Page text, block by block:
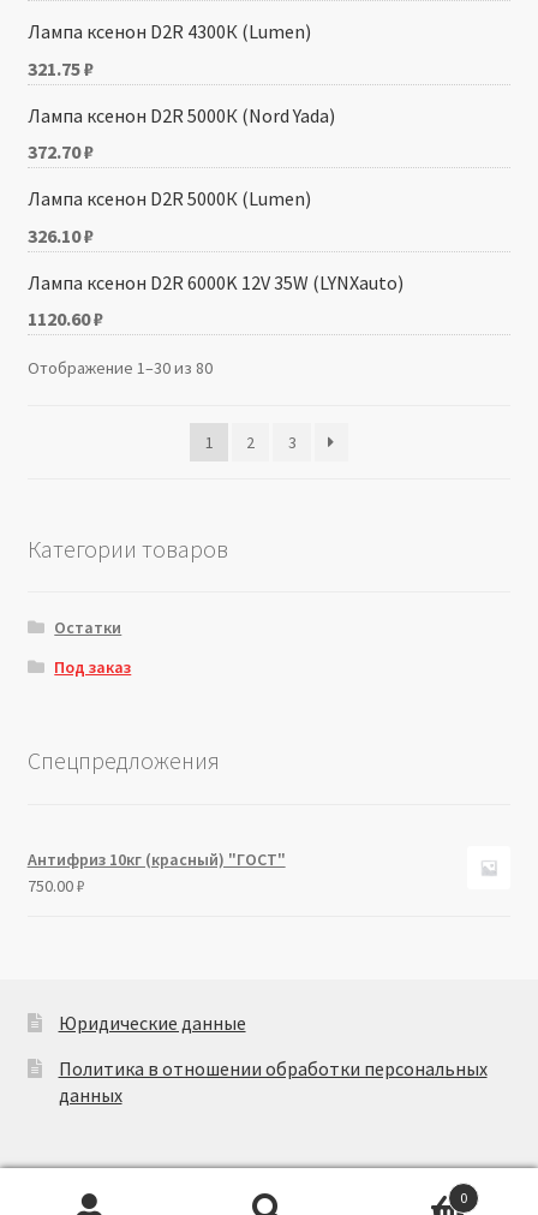
Лампа ксенон D2R 4300К (Lumen)
321.75₽
Лампа ксенон D2R 5000К (Nord Yada)
372.70₽
Лампа ксенон D2R 5000К (Lumen)
326.10₽
Лампа ксенон D2R 6000K 12V 35W (LYNXauto)
1120.60₽
Отображение 1–30 из 80
1 2 3
Категории товаров
Остатки
Под заказ
Спецпредложения
Антифриз 10кг (красный) "ГОСТ"
750.00₽
Юридические данные
Политика в отношении обработки персональных
данных
0